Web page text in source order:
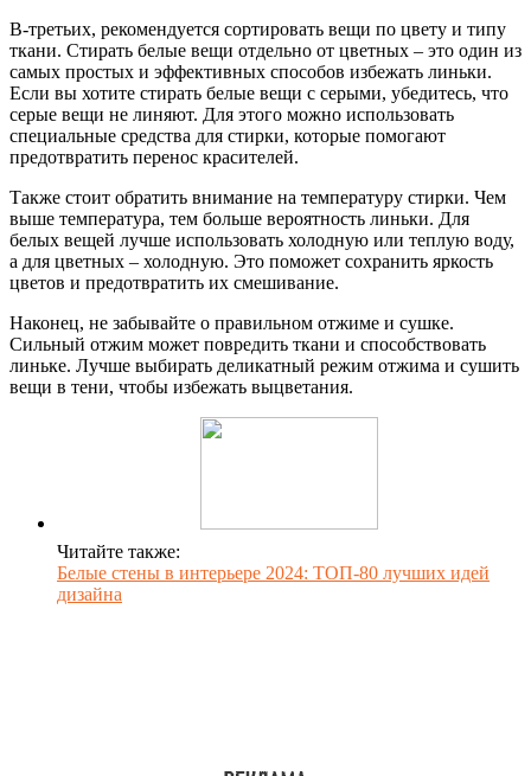
В-третьих, рекомендуется сортировать вещи по цвету и типу
ткани. Стирать белые вещи отдельно от цветных – это один из
самых простых и эффективных способов избежать линьки.
Если вы хотите стирать белые вещи с серыми, убедитесь, что
серые вещи не линяют. Для этого можно использовать
специальные средства для стирки, которые помогают
предотвратить перенос красителей.
Также стоит обратить внимание на температуру стирки. Чем
выше температура, тем больше вероятность линьки. Для
белых вещей лучше использовать холодную или теплую воду,
а для цветных – холодную. Это поможет сохранить яркость
цветов и предотвратить их смешивание.
Наконец, не забывайте о правильном отжиме и сушке.
Сильный отжим может повредить ткани и способствовать
линьке. Лучше выбирать деликатный режим отжима и сушить
вещи в тени, чтобы избежать выцветания.
Читайте также:
Белые стены в интерьере 2024: ТОП-80 лучших идей
дизайна